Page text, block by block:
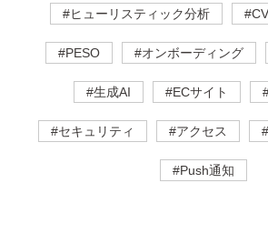
#ヒューリスティック分析
#PESO #オンボーディング
#生成AI #ECサイト
#セキュリティ #アクセス
#Push通知